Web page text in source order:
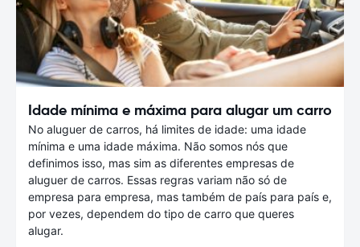
Idade mínima e máxima para alugar um carro
No aluguer de carros, há limites de idade: uma idade
mínima e uma idade máxima. Não somos nós que
definimos isso, mas sim as diferentes empresas de
aluguer de carros. Essas regras variam não só de
empresa para empresa, mas também de país para país e,
por vezes, dependem do tipo de carro que queres
alugar.